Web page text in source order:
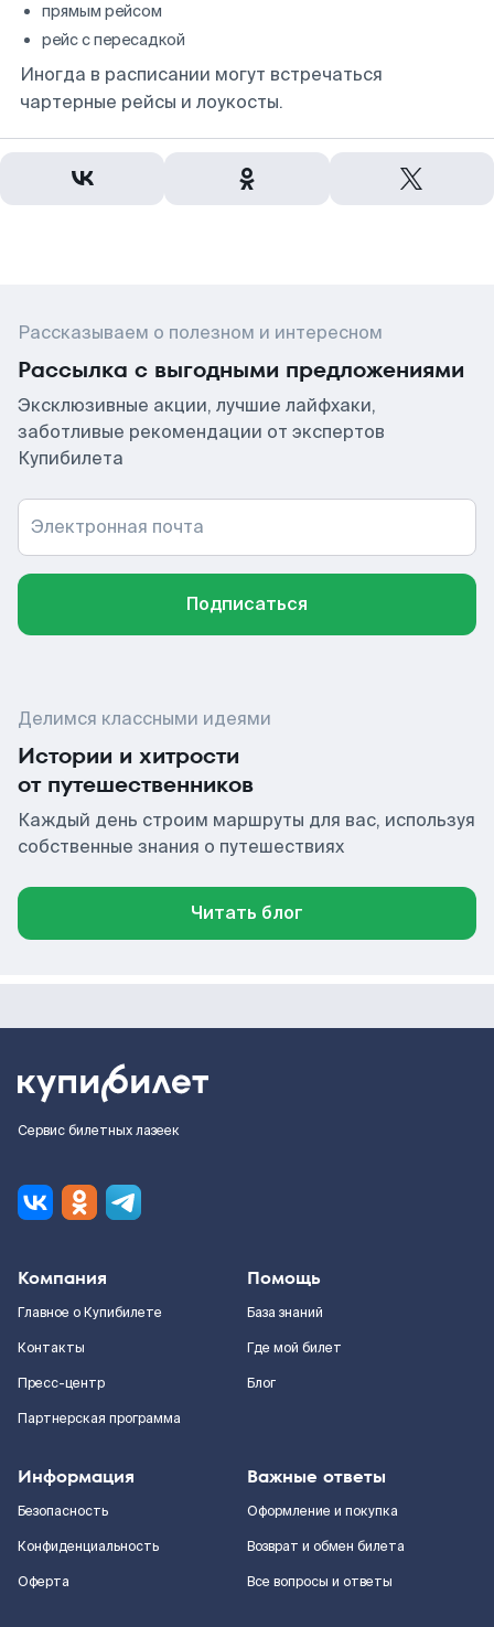
прямым рейсом
рейс с пересадкой
Иногда в расписании могут встречаться
чартерные рейсы и лоукосты.
Рассказываем о полезном и интересном
Рассылка с выгодными предложениями
Эксклюзивные акции, лучшие лайфхаки,
заботливые рекомендации от экспертов
Купибилета
Электронная почта
Подписаться
Делимся классными идеями
Истории и хитрости
от путешественников
Каждый день строим маршруты для вас, используя
собственные знания о путешествиях
Читать блог
Сервис билетных лазеек
Компания
Главное о Купибилете
Контакты
Пресс-центр
Партнерская программа
Помощь
База знаний
Где мой билет
Блог
Информация
Безопасность
Конфиденциальность
Оферта
Важные ответы
Оформление и покупка
Возврат и обмен билета
Все вопросы и ответы